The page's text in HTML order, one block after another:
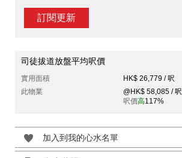
訂閱更新
司徒拔道放盤平均呎價
實用面積
HK$ 26,779 / 呎
此物業
@HK$ 58,085 / 呎
呎價高117%
加入到我的心水名單